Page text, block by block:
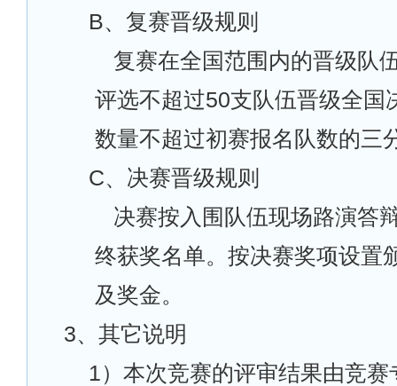
B、复赛晋级规则
复赛在全国范围内的晋级队
评选不超过50支队伍晋级全国
数量不超过初赛报名队数的三
C、决赛晋级规则
决赛按入围队伍现场路演答
终获奖名单。按决赛奖项设置
及奖金。
3、其它说明
1）本次竞赛的评审结果由竞